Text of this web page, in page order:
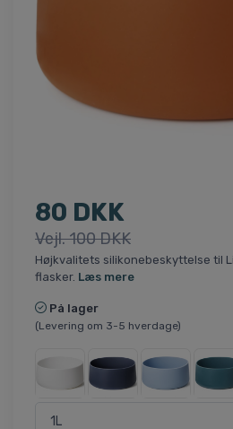
80 DKK
Vejl. 100 DKK
Højkvalitets silikonebeskyttelse til
flasker. Læs mere
På lager
(Levering om 3-5 hverdage)